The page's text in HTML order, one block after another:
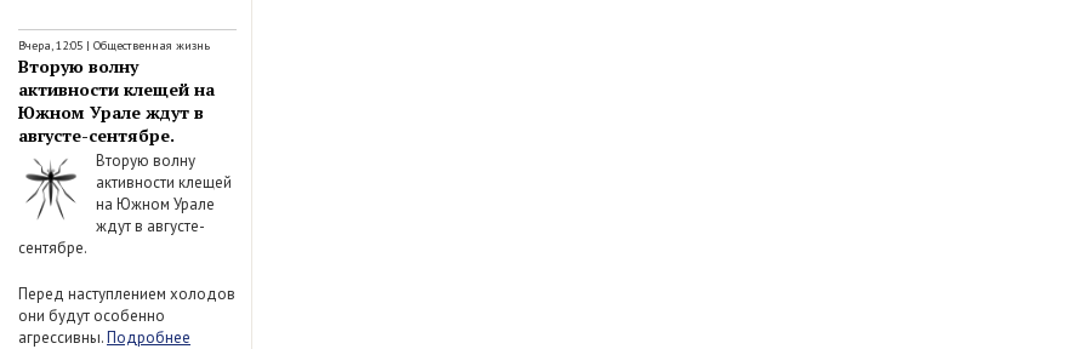
Вчера, 12:05 | Общественная жизнь
Вторую волну
активности клещей на
Южном Урале ждут в
августе-сентябре.
Вторую волну
активности клещей
на Южном Урале
ждут в августе-
сентябре.
Перед наступлением холодов
они будут особенно
агрессивны.Подробнее